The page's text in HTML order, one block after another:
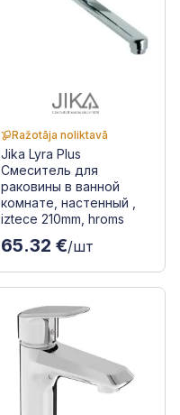
Ražotāja noliktavā
Jika Lyra Plus
Смеситель для
раковины в ванной
комнате, настенный ,
iztece 210mm, hroms
65.32 €/шт